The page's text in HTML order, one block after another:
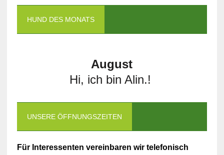
HUND DES MONATS
August
Hi, ich bin Alin.!
UNSERE ÖFFNUNGSZEITEN
Für Interessenten vereinbaren wir telefonisch